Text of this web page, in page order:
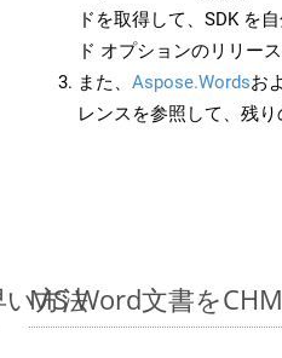
ドを取得して、SDK を
ド オプションのリリー
また、 Aspose.Wordsお
レンスを参照して、残
方法
MS Word文書を